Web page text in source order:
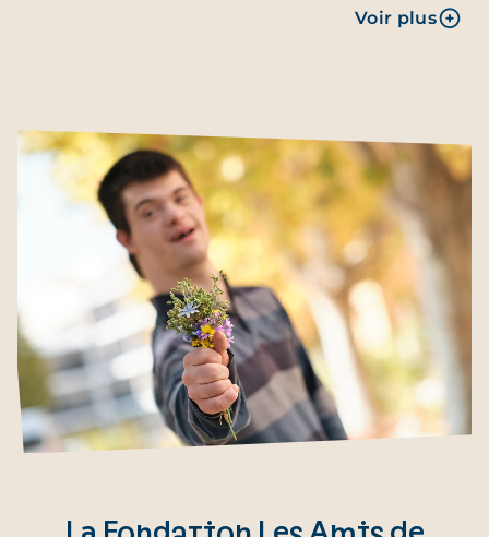
l’amélioration continue du dispositif par la
communauté à l’occasion d’un audit initié dans
l’ensemble de la fédération internationale. En
2024, une session nationale sur la Protection des
personnes réunissant des acteurs de chacune
des 39 communautés, a permis de renforcer le
travail sur l’appropriation des enjeux et
l’importance des outils au service de la
bientraitance.
Voir plus